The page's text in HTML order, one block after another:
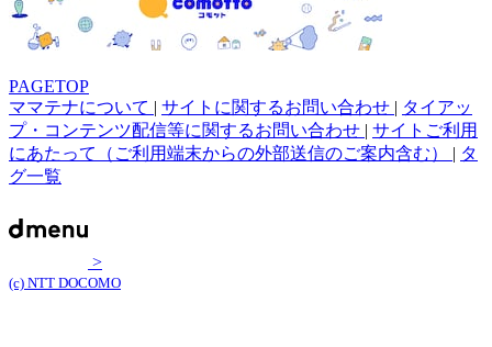
PAGETOP
ママテナについて | サイトに関するお問い合わせ | タイアッ
プ・コンテンツ配信等に関するお問い合わせ | サイトご利用
にあたって（ご利用端末からの外部送信のご案内含む） | タ
グ一覧
>
(c) NTT DOCOMO